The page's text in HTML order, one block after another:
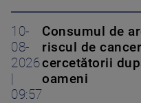
10-
08-
2026
|
09:57
Consumul de
riscul de
cercetătorii
oameni